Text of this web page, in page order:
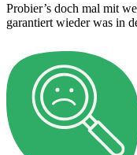
Probier’s doch mal mit
garantiert wieder was in